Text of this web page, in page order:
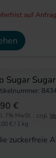
auf
Sugar
zuckerfreie
€
7% MwSt. , zzgl.
€/ 1 kg